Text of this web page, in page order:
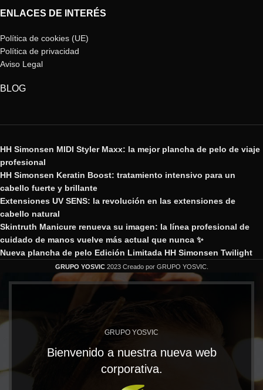
ENLACES DE INTERÉS
Política de cookies (UE)
Política de privacidad
Aviso Legal
BLOG
HH Simonsen MIDI Styler Maxx: la mejor plancha de pelo de viaje
profesional
HH Simonsen Keratin Boost: tratamiento intensivo para un
cabello fuerte y brillante
Extensiones UV SENS: la revolución en las extensiones de
cabello natural
Skintruth Manicure renueva su imagen: la línea profesional de
cuidado de manos vuelve más actual que nunca ✨
Nueva plancha de pelo Edición Limitada HH Simonsen Twilight
GRUPO YOSVIC 2023 Creado por GRUPO YOSVIC.
GRUPO YOSVIC
Bienvenido a nuestra nueva web
corporativa.